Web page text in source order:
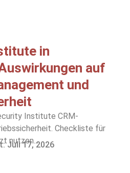
in
auf
und
Institute CRM-
Checkliste für
nutzen....
Juli 17, 2026